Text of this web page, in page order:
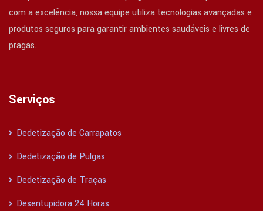
com a excelência, nossa equipe utiliza tecnologias avançadas e
produtos seguros para garantir ambientes saudáveis e livres de
pragas.
Serviços
Dedetização de Carrapatos
Dedetização de Pulgas
Dedetização de Traças
Desentupidora 24 Horas